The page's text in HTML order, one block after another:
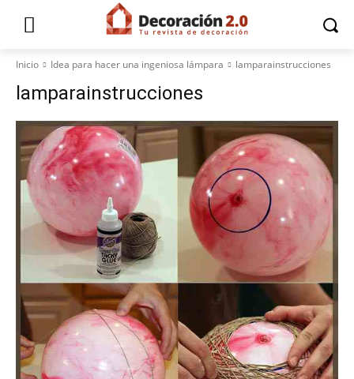
Inicio Idea para hacer una ingeniosa lámpara lamparainstrucciones
lamparainstrucciones